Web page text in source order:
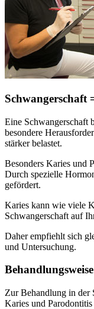
Schwangerschaft
Eine Schwangerschaft
besondere
stärker belastet.
Besonders Karies und
Durch spezielle
gefördert.
Karies kann wie viele
Schwangerschaft auf
Daher empfiehlt sich
und Untersuchung.
Zur Behandlung in der
Karies und